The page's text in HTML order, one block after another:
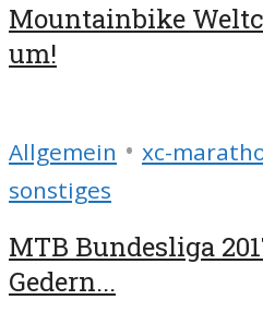
Mountainbike
um!
Allgemein • xc-
sonstiges
MTB Bundesliga
Gedern...